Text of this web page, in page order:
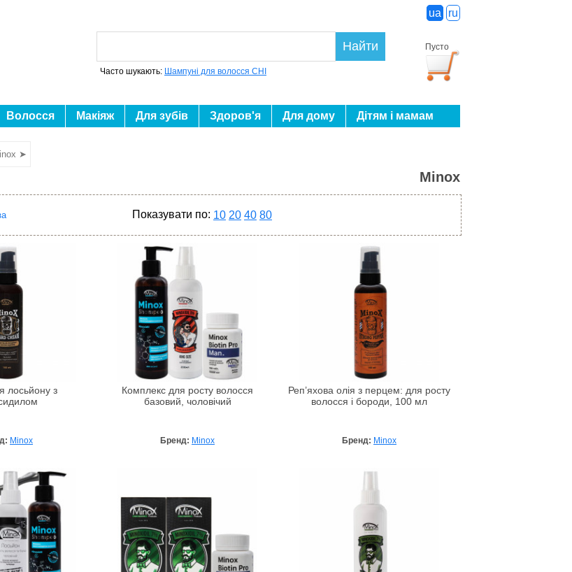
ua ru
Пусто
Найти
Часто шукають: Шампуні для волосся CHI
Волосся Макіяж Для зубів Здоров'я Для дому Дітям і мамам
➤
Minox
Показувати по: 10 20 40 80
лосьйону з
Minox
Комплекс для росту волосся
базовий, чоловічий
Бренд: Minox
Реп’яхова олія з перцем: для росту
волосся і бороди, 100 мл
Бренд: Minox